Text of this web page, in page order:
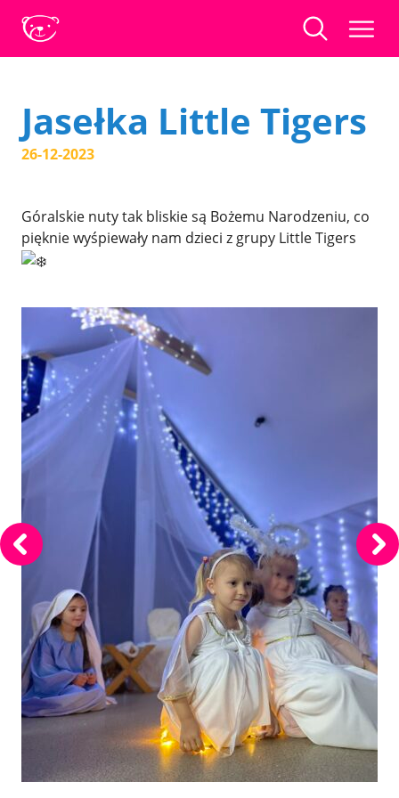
Jasełka Little Tigers
26-12-2023
Góralskie nuty tak bliskie są Bożemu Narodzeniu, co
pięknie wyśpiewały nam dzieci z grupy Little Tigers